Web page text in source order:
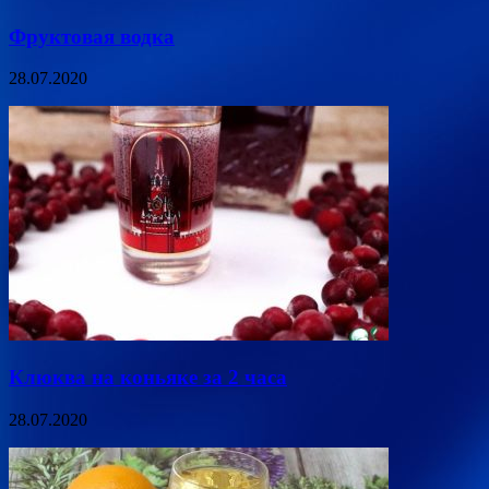
Фруктовая водка
28.07.2020
Клюква на коньяке за 2 часа
28.07.2020